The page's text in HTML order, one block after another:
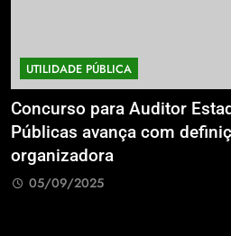
UTILIDADE PÚBLICA
Concurso para Auditor
Públicas avança com
organizadora
05/09/2025